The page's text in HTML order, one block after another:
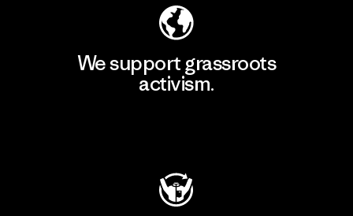
We support grassroots
activism.